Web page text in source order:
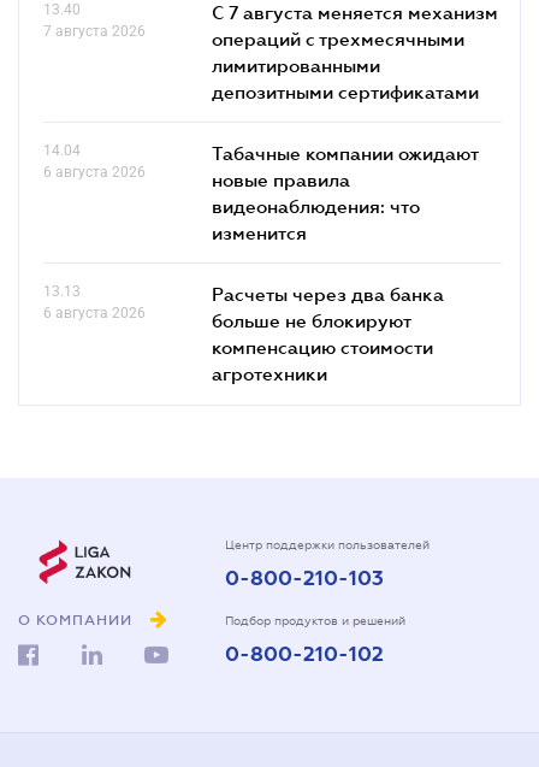
13.40
7 августа 2026
С 7 августа меняется механизм
операций с трехмесячными
лимитированными
депозитными сертификатами
14.04
6 августа 2026
Табачные компании ожидают
новые правила
видеонаблюдения: что
изменится
13.13
6 августа 2026
Расчеты через два банка
больше не блокируют
компенсацию стоимости
агротехники
О КОМПАНИИ
Центр поддержки пользователей
0-800-210-103
Подбор продуктов и решений
0-800-210-102